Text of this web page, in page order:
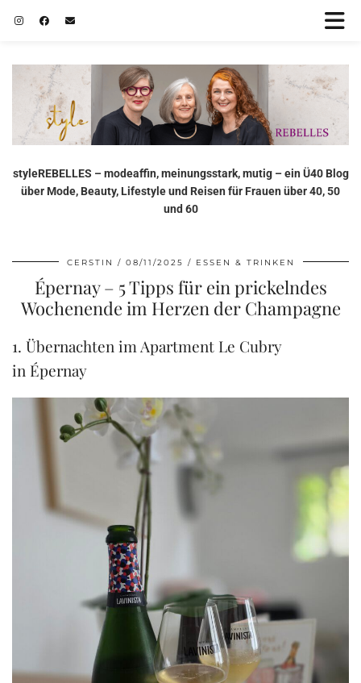
styleREBELLES – modeaffin, meinungsstark, mutig – ein Ü40 Blog
über Mode, Beauty, Lifestyle und Reisen für Frauen über 40, 50
und 60
CERSTIN 08/11/2025 ESSEN & TRINKEN
Épernay – 5 Tipps für ein prickelndes
Wochenende im Herzen der Champagne
1. Übernachten im Apartment Le Cubry
in Épernay